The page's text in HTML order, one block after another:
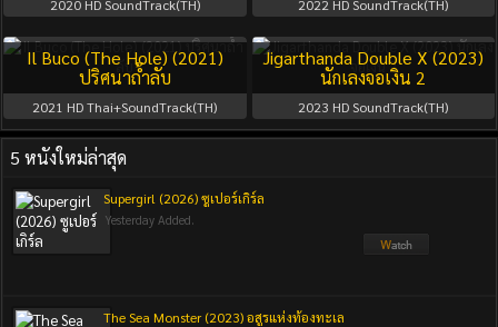
2020HD SoundTrack(TH) 2022 HD SoundTrack(TH)
Il Buco (The Hole) (2021)
ปริศนาถ้ำลับ
2021 HD Thai+SoundTrack(TH)
Jigarthanda Double X (2023)
นักเลงจอเงิน 2
2023 HD SoundTrack(TH)
5 หนังใหม่ล่าสุด
Supergirl (2026) ซูเปอร์เกิร์ล
Yesterday Added.
The Sea Monster (2023) อสูรแห่งท้องทะเล